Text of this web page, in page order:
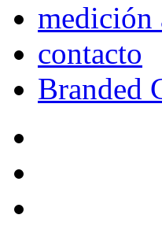
medición
contacto
Branded